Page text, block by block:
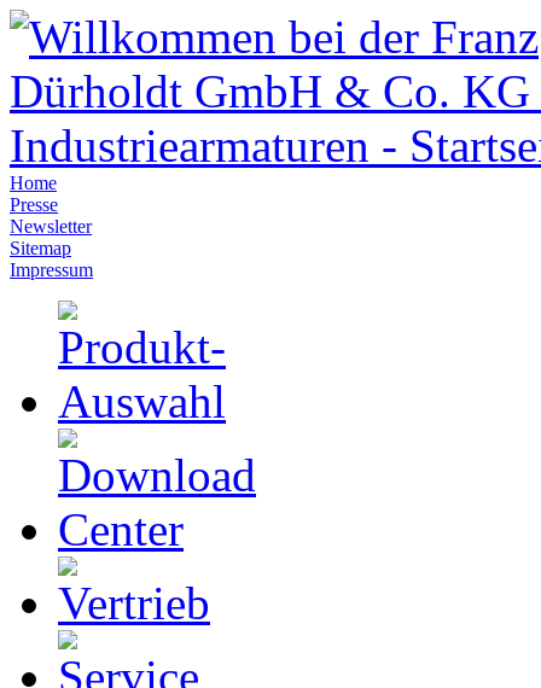
Home
Presse
Newsletter
Sitemap
Impressum